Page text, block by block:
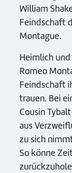
William
Feindschaft
Montague.
Heimlich und
Romeo
Feindschaft
trauen. Bei
Cousin
aus
zu sich
So könne